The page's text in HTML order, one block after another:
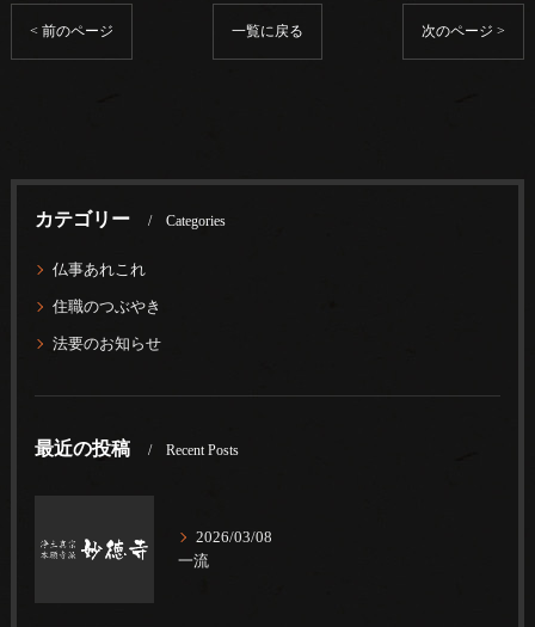
< 前のページ 一覧に戻る 次のページ >
カテゴリー Categories
仏事あれこれ
住職のつぶやき
法要のお知らせ
最近の投稿 Recent Posts
2026/03/08
一流